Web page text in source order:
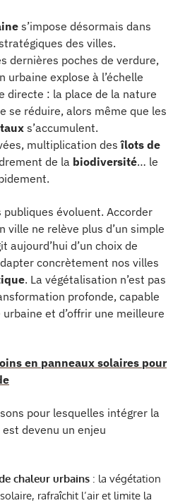
s’impose désormais dans
des villes.
dernières poches de verdure,
urbaine explose à l’échelle
directe : la place de la nature
se réduire, alors même que les
s’accumulent.
multiplication desîlots de
de la biodiversité… le
évoluent. Accorder
ville ne relève plus d’un simple
aujourd’hui d’un choix de
concrètement nos villes
. La végétalisation n’est pas
profonde, capable
et d’offrir une meilleure
en panneaux solaires pour
pour lesquelles intégrer la
devenu un enjeu
chaleur urbains : la végétation
rafraîchit l’air et limite la